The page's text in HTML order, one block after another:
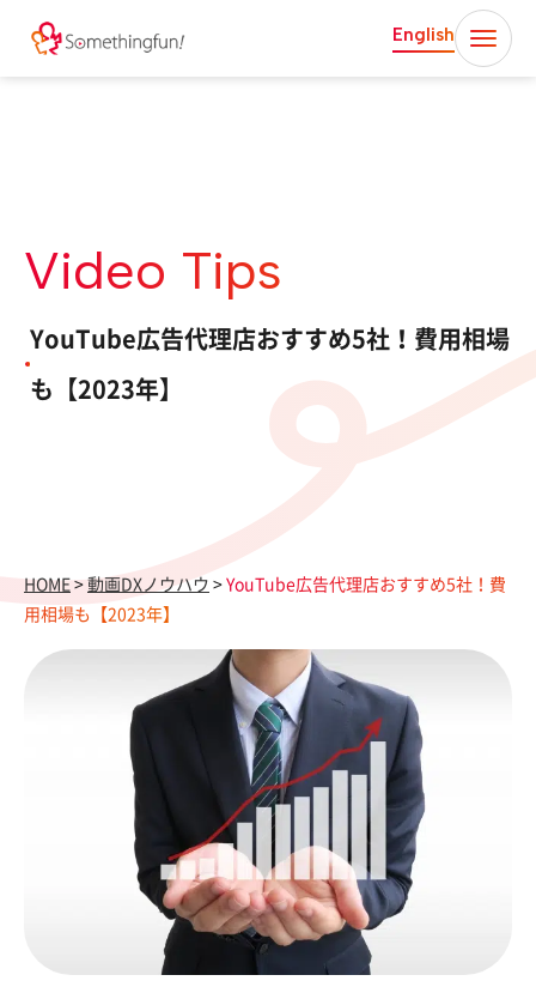
English
Video Tips
YouTube広告代理店おすすめ5社！費用相場
も【2023年】
HOME > 動画DXノウハウ > YouTube広告代理店おすすめ5社！費
用相場も【2023年】